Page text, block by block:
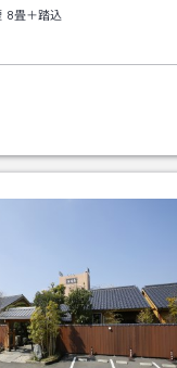
8畳＋踏込